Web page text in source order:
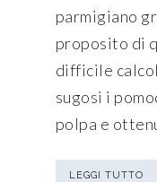
parmigiano
proposito di
difficile
sugosi i
polpa e
LEGGI TUTTO